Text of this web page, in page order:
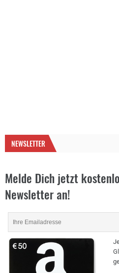
NEWSLETTER
Melde Dich jetzt
Newsletter an!